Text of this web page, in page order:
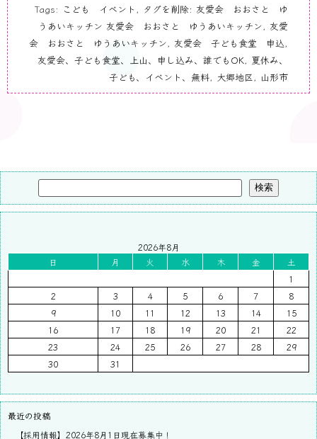
Tags: こども イベント , タグを削除: 友愛会 おおさと ゆ
うあいキッチン 友愛会 おおさと ゆうあいキッチン, 友愛
会 おおさと ゆうあいキッチン, 友愛会 子ども食堂 申込,
友愛会、子ども食堂、上山、申し込み、誰でもOK, 夏休み、
子ども、イベント、無料, 大郷地区, 山形市
検索
2026年8月
日
月 火 水 木 金
土
1
2
3 4 5 6 7
8
9
10 11 12 13 14
15
16
17 18 19 20 21
22
23
24 25 26 27 28
29
30
31
最近の投稿
【採用情報】2026年8月1日現在募集中！